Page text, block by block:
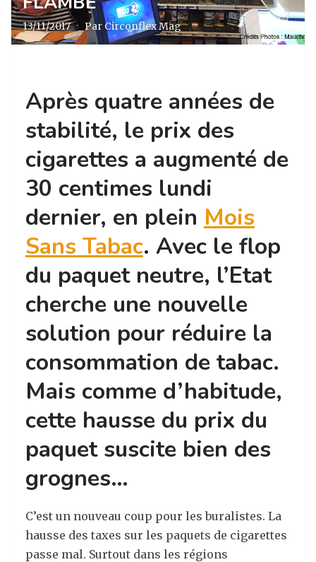
13/11/2017 · Par Circonflex Mag
Après quatre années de
stabilité, le prix des
cigarettes a augmenté de
30 centimes lundi
dernier, en plein Mois
Sans Tabac. Avec le flop
du paquet neutre, l’Etat
cherche une nouvelle
solution pour réduire la
consommation de tabac.
Mais comme d’habitude,
cette hausse du prix du
paquet suscite bien des
grognes…
C’est un nouveau coup pour les buralistes. La
hausse des taxes sur les paquets de cigarettes
passe mal. Surtout dans les régions